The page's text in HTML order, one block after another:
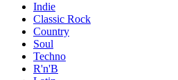
Indie
Classic Rock
Country
Soul
Techno
R'n'B